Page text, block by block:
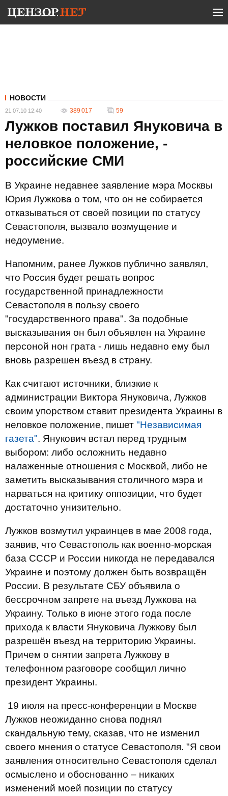
НОВОСТИ
21.07.10 12:40 389 017 59
Лужков поставил Януковича в
неловкое положение, -
российские СМИ
В Украине недавнее заявление мэра Москвы
Юрия Лужкова о том, что он не собирается
отказываться от своей позиции по статусу
Севастополя, вызвало возмущение и
недоумение.
Напомним, ранее Лужков публично заявлял,
что Россия будет решать вопрос
государственной принадлежности
Севастополя в пользу своего
"государственного права". За подобные
высказывания он был объявлен на Украине
персоной нон грата - лишь недавно ему был
вновь разрешен въезд в страну.
Как считают источники, близкие к
администрации Виктора Януковича, Лужков
своим упорством ставит президента Украины в
неловкое положение, пишет "Независимая
газета". Янукович встал перед трудным
выбором: либо осложнить недавно
налаженные отношения с Москвой, либо не
заметить высказывания столичного мэра и
нарваться на критику оппозиции, что будет
достаточно унизительно.
Лужков возмутил украинцев в мае 2008 года,
заявив, что Севастополь как военно-морская
база СССР и России никогда не передавался
Украине и поэтому должен быть возвращён
России. В результате СБУ объявила о
бессрочном запрете на въезд Лужкова на
Украину. Только в июне этого года после
прихода к власти Януковича Лужкову был
разрешён въезд на территорию Украины.
Причем о снятии запрета Лужкову в
телефонном разговоре сообщил лично
президент Украины.
19 июля на пресс-конференции в Москве
Лужков неожиданно снова поднял
скандальную тему, сказав, что не изменил
своего мнения о статусе Севастополя. "Я свои
заявления относительно Севастополя сделал
осмыслено и обоснованно – никаких
изменений моей позиции по статусу